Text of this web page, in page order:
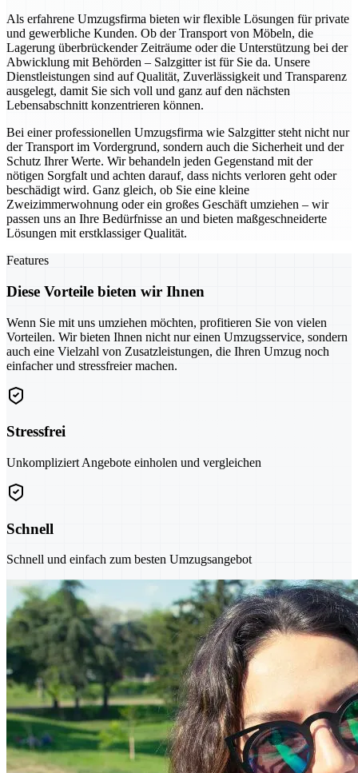
Als erfahrene Umzugsfirma bieten wir flexible Lösungen für private
und gewerbliche Kunden. Ob der Transport von Möbeln, die
Lagerung überbrückender Zeiträume oder die Unterstützung bei der
Abwicklung mit Behörden – Salzgitter ist für Sie da. Unsere
Dienstleistungen sind auf Qualität, Zuverlässigkeit und Transparenz
ausgelegt, damit Sie sich voll und ganz auf den nächsten
Lebensabschnitt konzentrieren können.
Bei einer professionellen Umzugsfirma wie Salzgitter steht nicht nur
der Transport im Vordergrund, sondern auch die Sicherheit und der
Schutz Ihrer Werte. Wir behandeln jeden Gegenstand mit der
nötigen Sorgfalt und achten darauf, dass nichts verloren geht oder
beschädigt wird. Ganz gleich, ob Sie eine kleine
Zweizimmerwohnung oder ein großes Geschäft umziehen – wir
passen uns an Ihre Bedürfnisse an und bieten maßgeschneiderte
Lösungen mit erstklassiger Qualität.
Features
Diese Vorteile bieten wir Ihnen
Wenn Sie mit uns umziehen möchten, profitieren Sie von vielen
Vorteilen. Wir bieten Ihnen nicht nur einen Umzugsservice, sondern
auch eine Vielzahl von Zusatzleistungen, die Ihren Umzug noch
einfacher und stressfreier machen.
Stressfrei
Unkompliziert Angebote einholen und vergleichen
Schnell
Schnell und einfach zum besten Umzugsangebot